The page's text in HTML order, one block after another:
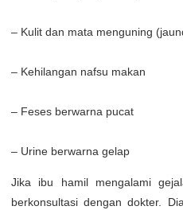
– Kulit dan mata menguning
– Kehilangan nafsu makan
– Feses berwarna pucat
– Urine berwarna gelap
Jika ibu hamil mengalami
berkonsultasi dengan dokter.